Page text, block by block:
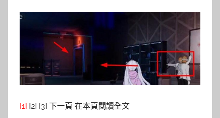
[1] [2] [3] 下一頁 在本頁閱讀全文